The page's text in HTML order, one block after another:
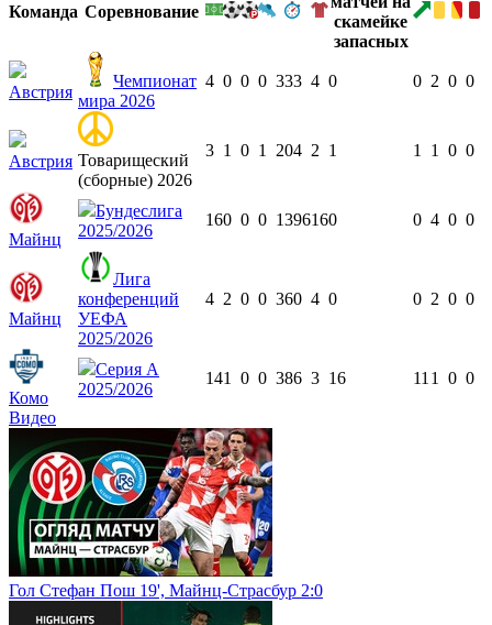
Команда Соревнование
Австрия
Чемпионат
мира 2026
4 0 0 0 333 4 0 0 2 0 0
Австрия Товарищеский
(сборные) 2026
3 1 0 1 204 2 1 1 1 0 0
Майнц
Бундеслига
2025/2026
160 0 0 1396160 0 4 0 0
Майнц
Лига
конференций
УЕФА
2025/2026
4 2 0 0 360 4 0 0 2 0 0
Комо
Серия А
2025/2026
141 0 0 386 3 16 11 1 0 0
Видео
Гол Стефан Пош 19', Майнц-Страсбур 2:0